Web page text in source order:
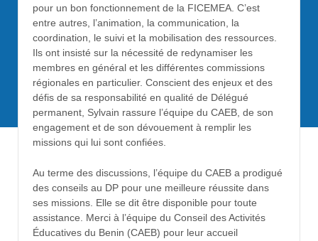
pour un bon fonctionnement de la FICEMEA. C’est
entre autres, l’animation, la communication, la
coordination, le suivi et la mobilisation des ressources.
Ils ont insisté sur la nécessité de redynamiser les
membres en général et les différentes commissions
régionales en particulier. Conscient des enjeux et des
défis de sa responsabilité en qualité de Délégué
permanent, Sylvain rassure l’équipe du CAEB, de son
engagement et de son dévouement à remplir les
missions qui lui sont confiées.
Au terme des discussions, l’équipe du CAEB a prodigué
des conseils au DP pour une meilleure réussite dans
ses missions. Elle se dit être disponible pour toute
assistance. Merci à l’équipe du Conseil des Activités
Éducatives du Benin (CAEB) pour leur accueil